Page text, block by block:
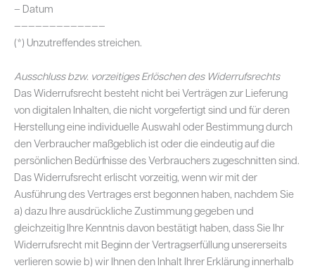
– Datum
—————————————
(*) Unzutreffendes streichen.
Ausschluss bzw. vorzeitiges Erlöschen des Widerrufsrechts
Das Widerrufsrecht besteht nicht bei Verträgen zur Lieferung
von digitalen Inhalten, die nicht vorgefertigt sind und für deren
Herstellung eine individuelle Auswahl oder Bestimmung durch
den Verbraucher maßgeblich ist oder die eindeutig auf die
persönlichen Bedürfnisse des Verbrauchers zugeschnitten sind.
Das Widerrufsrecht erlischt vorzeitig, wenn wir mit der
Ausführung des Vertrages erst begonnen haben, nachdem Sie
a) dazu Ihre ausdrückliche Zustimmung gegeben und
gleichzeitig Ihre Kenntnis davon bestätigt haben, dass Sie Ihr
Widerrufsrecht mit Beginn der Vertragserfüllung unsererseits
verlieren sowie b) wir Ihnen den Inhalt Ihrer Erklärung innerhalb